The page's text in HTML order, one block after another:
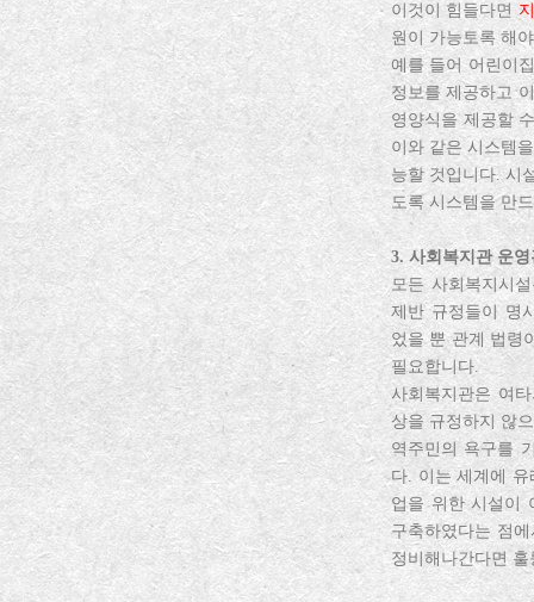
이것이 힘들다면
원이 가능토록 해
예를 들어 어린이
정보를 제공하고
영양식을 제공할
이와 같은 시스템
능할 것입니다. 시
도록 시스템을 만
3. 사회복지관 운
모든 사회복지시
제반 규정들이 명
었을 뿐 관계 법령
필요합니다.
사회복지관은 여
상을 규정하지 않
역주민의 욕구를
다. 이는 세계에
업을 위한 시설이
구축하였다는 점
정비해나간다면